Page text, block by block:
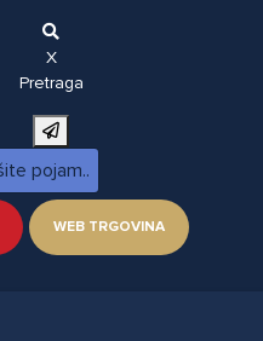
X
Pretraga
WEB TRGOVINA